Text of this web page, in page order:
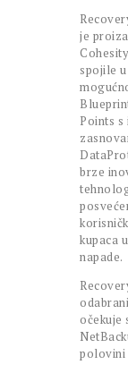
je
spojile
Points
brze
kupaca
napade.
očekuje
polovini